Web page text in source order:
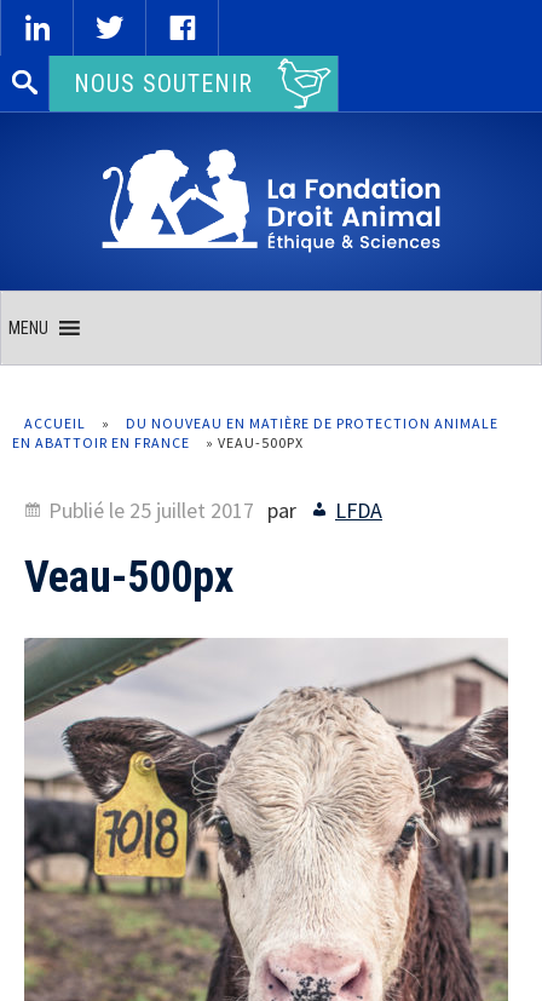
Rechercher :NOUS SOUTENIR
MENU
ACCUEIL »
DU NOUVEAU EN MATIÈRE DE PROTECTION ANIMALE
EN ABATTOIR EN FRANCE
» VEAU-500PX
Publié le 25 juillet 2017 par LFDA
Veau-500px